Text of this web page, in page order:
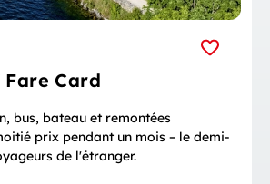
Fare Card
bus, bateau et remontées
prix pendant un mois – le demi-
de l'étranger.